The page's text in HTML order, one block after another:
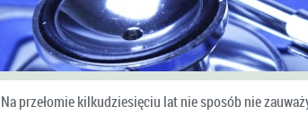
Na przełomie kilkudziesięciu lat nie sposób nie